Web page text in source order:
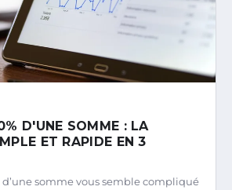
D'UNE SOMME : LA
ET RAPIDE EN 3
d’une somme vous semble compliqué